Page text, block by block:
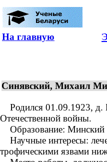
На главную
Синявский, Михаил
Родился 01.09.1923, д.
Отечественной войны.
Образование: Минский
Научные интересы:
трофическими язвами